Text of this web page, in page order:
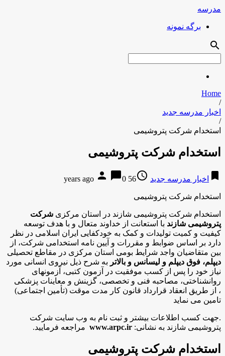
مدرسه
برگه نمونه
search
Home
/
اخبار مدرسه جدید
/
استخدام شرکت پتروشیمی
استخدام شرکت پتروشیمی
bookmark اخبار مدرسه جدید access_time
56 years ago
person chat_bubble0
استخدام شرکت پتروشیمی
استخدام شرکت پتروشیمی شازند در استان مرکزی شرکت
پتروشیمی شازند با استعانت از خداوند متعال و با هدف توسعه
کیفیت و کمیت تولیدات و کمک به خودکفایی ایران اسلامی در نظر
دارد بر اساس ضوابط و مقررات و آیین نامه استخدامی شرکت، از
بین متقاضیان واجد شرایط بومی استان مرکزی در مقاطع تحصیلی
دیپلم، فوق دیپلم و لیسانس و بالاتر به شرح ذیل نیروی انسانی مورد
نیاز خود را پس از کسب موفقیت در آزمون کتبی، آزمونهای
روانشناختی، مصاحبه فنی و تخصصی، گزینش و معاینات پزشکی
، از طریق انعقاد قرارداد قانون کار مدت موقت (تأمین اجتماعی)
تامین می نماید
.جهت کسب اطلاعات بیشتر و ثبت نام به وب سایت شرکت
پتروشیمی شازند به نشانی: www.arpc.ir مراجعه فرمایید.
استخدام شرکت پتروشیمی